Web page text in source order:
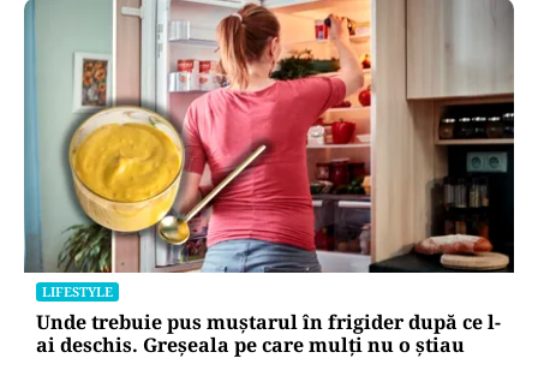
LIFESTYLE
Unde trebuie pus muștarul în frigider după ce l-
ai deschis. Greșeala pe care mulți nu o știau